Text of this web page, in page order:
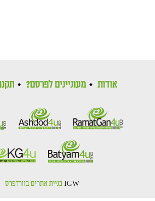
אודות מעוניינים לפרסם?
IGW בניית אתרים בוורדפרס